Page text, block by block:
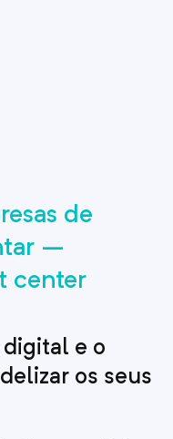
de
–
center
e o
os seus